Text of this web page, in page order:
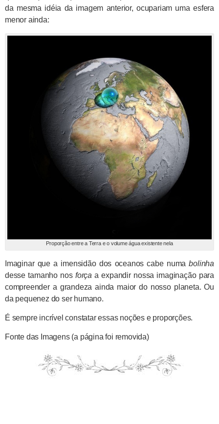
da mesma idéia da imagem anterior, ocupariam uma esfera
menor ainda:
Proporção entre a Terra e o volume água existente nela
Imaginar que a imensidão dos oceanos cabe numabolinha
desse tamanho nos força a expandir nossa imaginação para
compreender a grandeza ainda maior do nosso planeta. Ou
da pequenez do ser humano.
É sempre incrível constatar essas noções e proporções.
Fonte das Imagens (a página foi removida)